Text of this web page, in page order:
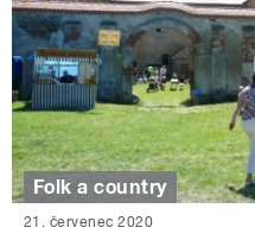
Folk a country
21. červenec 2020